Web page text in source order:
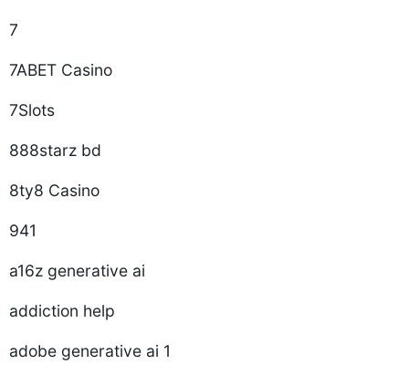
7
7ABET Casino
7Slots
888starz bd
8ty8 Casino
941
a16z generative ai
addiction help
adobe generative ai 1